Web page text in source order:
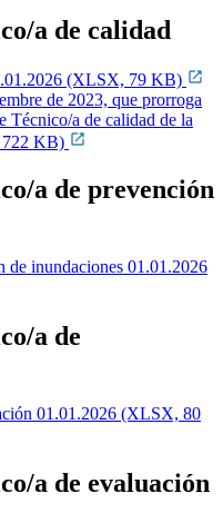
a de calidad
(XLSX, 79 KB)
de 2023, que prorroga
Técnico/a de calidad de la
722 KB)
a de prevención
de inundaciones 01.01.2026
a de
01.01.2026 (XLSX, 80
a de evaluación